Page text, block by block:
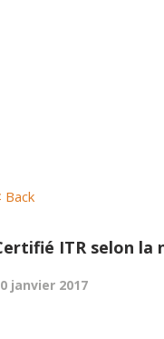
Back
ITR selon la
janvier 2017